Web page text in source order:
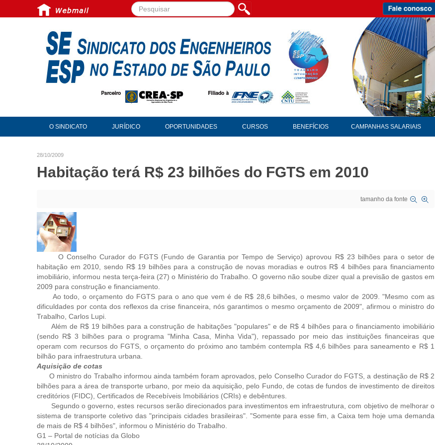
Pesquisar...
O SINDICATO JURÍDICO OPORTUNIDADES CURSOS BENEFÍCIOS CAMPANHAS SALARIAIS
28/10/2009
Habitação terá R$ 23 bilhões do FGTS em 2010
tamanho da fonte
O Conselho Curador do FGTS (Fundo de Garantia por Tempo de Serviço) aprovou R$ 23 bilhões para o setor de
habitação em 2010, sendo R$ 19 bilhões para a construção de novas moradias e outros R$ 4 bilhões para financiamento
imobiliário, informou nesta terça-feira (27) o Ministério do Trabalho. O governo não soube dizer qual a previsão de gastos em
2009 para construção e financiamento.
Ao todo, o orçamento do FGTS para o ano que vem é de R$ 28,6 bilhões, o mesmo valor de 2009. "Mesmo com as
dificuldades por conta dos reflexos da crise financeira, nós garantimos o mesmo orçamento de 2009", afirmou o ministro do
Trabalho, Carlos Lupi.
Além de R$ 19 bilhões para a construção de habitações "populares" e de R$ 4 bilhões para o financiamento imobiliário
(sendo R$ 3 bilhões para o programa "Minha Casa, Minha Vida"), repassado por meio das instituições financeiras que
operam com recursos do FGTS, o orçamento do próximo ano também contempla R$ 4,6 bilhões para saneamento e R$ 1
bilhão para infraestrutura urbana.
Aquisição de cotas
O ministro do Trabalho informou ainda também foram aprovados, pelo Conselho Curador do FGTS, a destinação de R$ 2
bilhões para a área de transporte urbano, por meio da aquisição, pelo Fundo, de cotas de fundos de investimento de direitos
creditórios (FIDC), Certificados de Recebíveis Imobiliários (CRIs) e debêntures.
Segundo o governo, estes recursos serão direcionados para investimentos em infraestrutura, com objetivo de melhorar o
sistema de transporte coletivo das "principais cidades brasileiras". "Somente para esse fim, a Caixa tem hoje uma demanda
de mais de R$ 4 bilhões", informou o Ministério do Trabalho.
G1 – Portal de notícias da Globo